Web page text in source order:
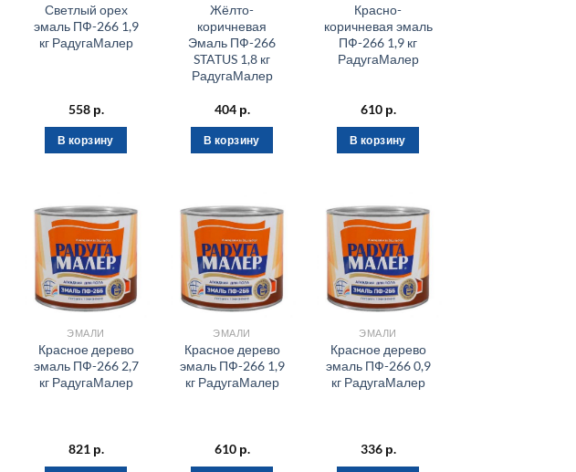
Светлый орех
эмаль ПФ-266 1,9
кг РадугаМалер
558 р.
В корзину
Жёлто-
коричневая
Эмаль ПФ-266
STATUS 1,8 кг
РадугаМалер
404 р.
В корзину
Красно-
коричневая эмаль
ПФ-266 1,9 кг
РадугаМалер
610 р.
В корзину
ЭМАЛИ
Красное дерево
эмаль ПФ-266 2,7
кг РадугаМалер
821 р.
ЭМАЛИ
Красное дерево
эмаль ПФ-266 1,9
кг РадугаМалер
610 р.
ЭМАЛИ
Красное дерево
эмаль ПФ-266 0,9
кг РадугаМалер
336 р.